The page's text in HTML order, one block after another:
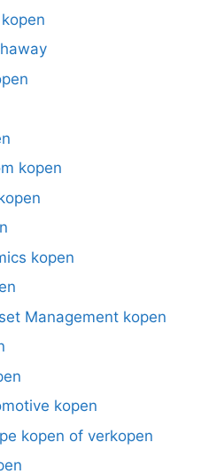
kopen
kopen
Management kopen
kopen
kopen of verkopen